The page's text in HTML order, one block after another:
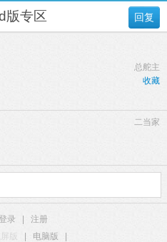
回复
版专区
总舵主
收藏
二当家
录
注册
屏版 电脑版